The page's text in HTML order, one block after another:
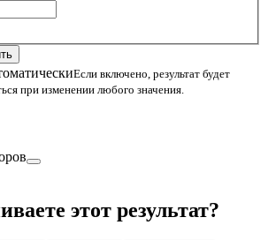
Если включено, результат будет
при изменении любого значения.
этот результат?